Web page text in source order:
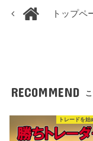
トップペ
RECOMMEND
トレードを